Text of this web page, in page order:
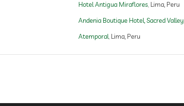
Hotel Antigua Miraflores Lima, Peru
Andenia Boutique Hotel, Sacred Valley
Atemporal Lima, Peru